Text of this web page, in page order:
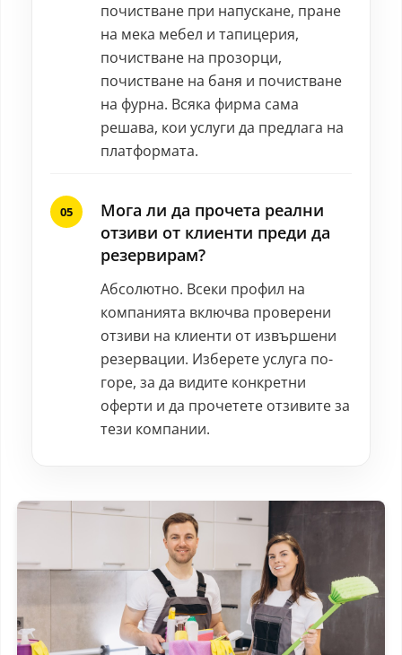
почистване при напускане, пране
на мека мебел и тапицерия,
почистване на прозорци,
почистване на баня и почистване
на фурна. Всяка фирма сама
решава, кои услуги да предлага на
платформата.
Мога ли да прочета реални
отзиви от клиенти преди да
резервирам?
Абсолютно. Всеки профил на
компанията включва проверени
отзиви на клиенти от извършени
резервации. Изберете услуга по-
горе, за да видите конкретни
оферти и да прочетете отзивите за
тези компании.